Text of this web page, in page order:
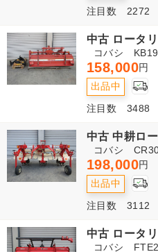
注目数 2272
中古 ロータ
コバシ
158,000円
出品中
注目数 3488
中古 中耕ロ
コバシ
198,000円
出品中
注目数 3112
中古 ロータ
コバシ